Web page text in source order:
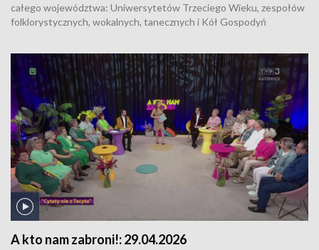
całego województwa: Uniwersytetów Trzeciego Wieku, zespołów
folklorystycznych, wokalnych, tanecznych i Kół Gospodyń
wokalistami śpiewają również znane i lubiane piosenki.
A kto nam zabroni!:29.04.2026